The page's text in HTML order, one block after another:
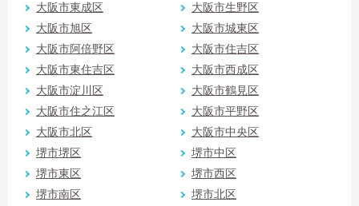
大阪市東成区
大阪市生野区
大阪市旭区
大阪市城東区
大阪市阿倍野区
大阪市住吉区
大阪市東住吉区
大阪市西成区
大阪市淀川区
大阪市鶴見区
大阪市住之江区
大阪市平野区
大阪市北区
大阪市中央区
堺市堺区
堺市中区
堺市東区
堺市西区
堺市南区
堺市北区